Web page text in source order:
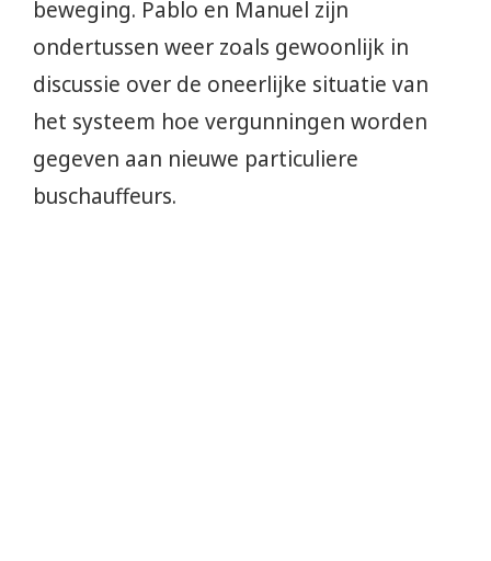
beweging. Pablo en Manuel zijn
ondertussen weer zoals gewoonlijk in
discussie over de oneerlijke situatie van
het systeem hoe vergunningen worden
gegeven aan nieuwe particuliere
buschauffeurs.